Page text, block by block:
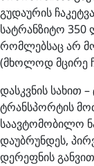
გუდაურის
სატრანზიტო 350
რომლებსაც არ
(მხოლოდ მცირე
დასკვნის სახით
ტრანსპორტის
საავტომობილო
დაუბრუნდეს,
დერეფნის